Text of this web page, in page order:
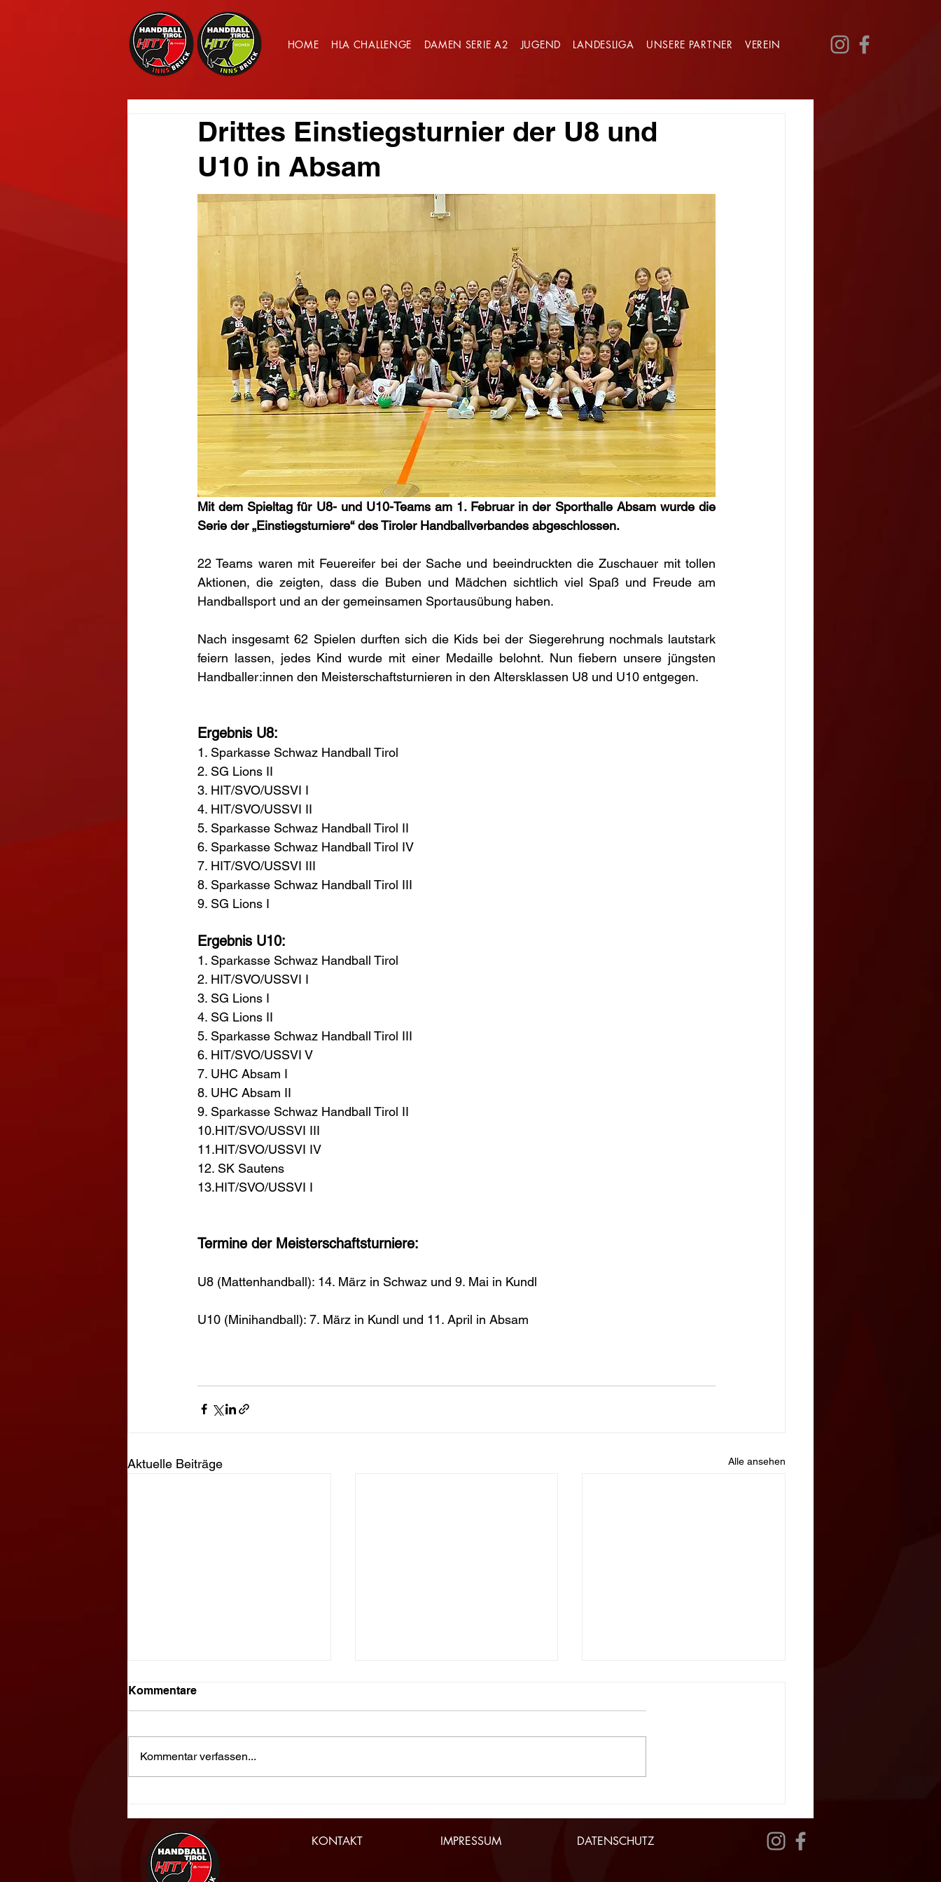
HOME HLA CHALLENGE DAMEN SERIE A2 JUGEND LANDESLIGA UNSERE PARTNER VEREIN
Drittes Einstiegsturnier der U8 und
U10 in Absam
Mit dem Spieltag für U8- und U10-Teams am 1. Februar in der Sporthalle Absam wurde die
Serie der „Einstiegsturniere“ des Tiroler Handballverbandes abgeschlossen.
22 Teams waren mit Feuereifer bei der Sache und beeindruckten die Zuschauer mit tollen
Aktionen, die zeigten, dass die Buben und Mädchen sichtlich viel Spaß und Freude am
Handballsport und an der gemeinsamen Sportausübung haben.
Nach insgesamt 62 Spielen durften sich die Kids bei der Siegerehrung nochmals lautstark
feiern lassen, jedes Kind wurde mit einer Medaille belohnt. Nun fiebern unsere jüngsten
Handballer:innen den Meisterschaftsturnieren in den Altersklassen U8 und U10 entgegen.
Ergebnis U8:
1. Sparkasse Schwaz Handball Tirol
2. SG Lions II
3. HIT/SVO/USSVI I
4. HIT/SVO/USSVI II
5. Sparkasse Schwaz Handball Tirol II
6. Sparkasse Schwaz Handball Tirol IV
7. HIT/SVO/USSVI III
8. Sparkasse Schwaz Handball Tirol III
9. SG Lions I
Ergebnis U10:
1. Sparkasse Schwaz Handball Tirol
2. HIT/SVO/USSVI I
3. SG Lions I
4. SG Lions II
5. Sparkasse Schwaz Handball Tirol III
6. HIT/SVO/USSVI V
7. UHC Absam I
8. UHC Absam II
9. Sparkasse Schwaz Handball Tirol II
10.HIT/SVO/USSVI III
11.HIT/SVO/USSVI IV
12. SK Sautens
13.HIT/SVO/USSVI I
Termine der Meisterschaftsturniere:
U8 (Mattenhandball): 14. März in Schwaz und 9. Mai in Kundl
U10 (Minihandball): 7. März in Kundl und 11. April in Absam
Aktuelle Beiträge Alle ansehen
Silber
Kommentare
Kommentar verfassen...
KONTAKT IMPRESSUM DATENSCHUTZ